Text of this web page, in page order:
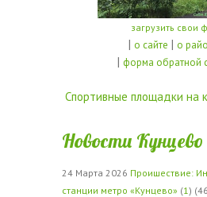
загрузить свои
| о сайте | о
|форма обратной
Спортивные площадки на
Новости Кунцево
24 Марта 2026 Проишествие:
станции метро «Кунцево» (1)